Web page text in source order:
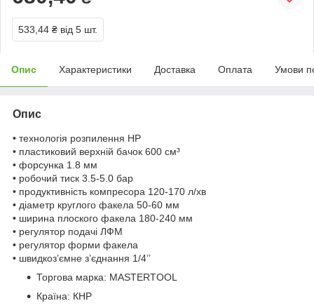
533,44 ₴ від 5 шт.
Опис Характеристики Доставка Оплата Умови
Опис
• технологія розпилення HP
• пластиковий верхній бачок 600 см³
• форсунка 1.8 мм
• робочий тиск 3.5-5.0 бар
• продуктивність компресора 120-170 л/хв
• діаметр круглого факела 50-60 мм
• ширина плоского факела 180-240 мм
• регулятор подачі ЛФМ
• регулятор форми факела
• швидкоз’ємне з’єднання 1/4’’
Торгова марка: MASTERTOOL
Країна: КНР